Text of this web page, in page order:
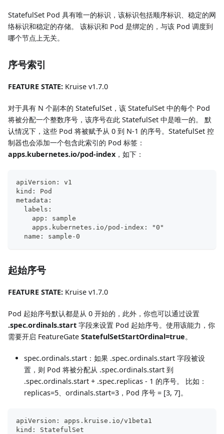
StatefulSet Pod 具有唯一的标识，该标识包括顺序标识、稳定的网
络标识和稳定的存储。 该标识和 Pod 是绑定的，与该 Pod 调度到
哪个节点上无关。
序号索引
FEATURE STATE: Kruise v1.7.0
对于具有 N 个副本的 StatefulSet，该 StatefulSet 中的每个 Pod
将被分配一个整数序号，该序号在此 StatefulSet 中是唯一的。 默
认情况下，这些 Pod 将被赋予从 0 到 N-1 的序号。StatefulSet 控
制器也会添加一个包含此索引的 Pod 标签：
apps.kubernetes.io/pod-index ，如下：
apiVersion: v1
kind: Pod
metadata:
  labels:
    app: sample
    apps.kubernetes.io/pod-index: "0"
  name: sample-0
起始序号
FEATURE STATE: Kruise v1.7.0
Pod 起始序号默认都是从 0 开始的，此外，你也可以通过设置
.spec.ordinals.start 字段来设置 Pod 起始序号。使用该能力，你
需要开启 FeatureGate StatefulSetStartOrdinal=true。
spec.ordinals.start：如果 .spec.ordinals.start 字段被设
置，则 Pod 将被分配从 .spec.ordinals.start 到
.spec.ordinals.start + .spec.replicas - 1 的序号。 比如：
replicas=5、ordinals.start=3，Pod 序号 = [3, 7]。
apiVersion: apps.kruise.io/v1beta1
kind: StatefulSet